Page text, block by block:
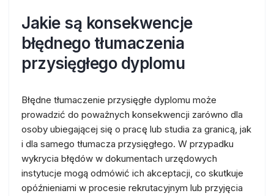
Jakie są konsekwencje
błędnego tłumaczenia
przysięgłego dyplomu
Błędne tłumaczenie przysięgłe dyplomu może
prowadzić do poważnych konsekwencji zarówno dla
osoby ubiegającej się o pracę lub studia za granicą, jak
i dla samego tłumacza przysięgłego. W przypadku
wykrycia błędów w dokumentach urzędowych
instytucje mogą odmówić ich akceptacji, co skutkuje
opóźnieniami w procesie rekrutacyjnym lub przyjęcia